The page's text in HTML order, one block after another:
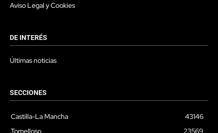
Aviso Legal y Cookies
DE INTERÉS
Últimas noticias
SECCIONES
Castilla-La Mancha
43146
Tomelloso
23569